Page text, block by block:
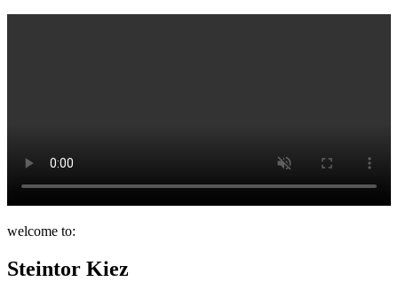
welcome to:
Steintor Kiez